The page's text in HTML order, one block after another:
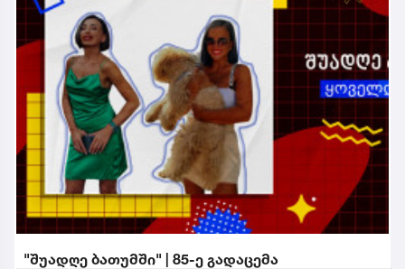
"შუადღე ბათუმში" | 85-ე გადაცემა